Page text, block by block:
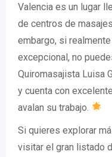
Valencia es un lugar
de centros de
embargo, si
excepcional, no
Quiromasajista Luisa
y cuenta con
avalan su trabajo.
Si quieres explorar
visitar el gran listado